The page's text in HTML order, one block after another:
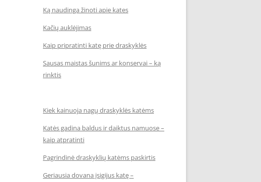
Ką naudinga žinoti apie kates
Kačių auklėjimas
Kaip pripratinti katę prie draskyklės
Sausas maistas šunims ar konservai – ką
rinktis
Kiek kainuoja nagų draskyklės katėms
Katės gadina baldus ir daiktus namuose –
kaip atpratinti
Pagrindinė draskyklių katėms paskirtis
Geriausia dovana įsigijus katę –